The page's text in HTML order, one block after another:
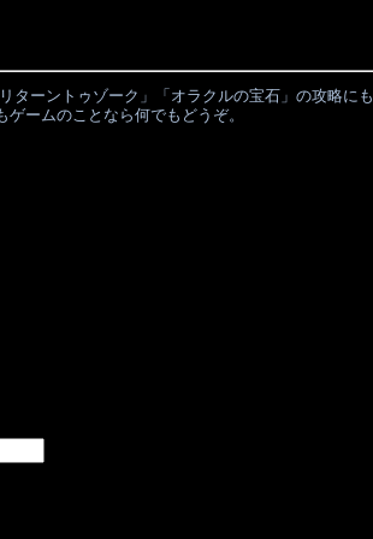
ターントゥゾーク」「オラクルの宝石」の攻略にも
ゲームのことなら何でもどうぞ。